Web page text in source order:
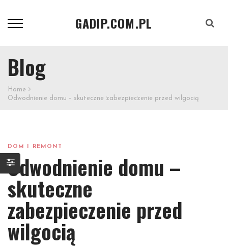
GADIP.COM.PL
Blog
Home
Odwodnienie domu – skuteczne zabezpieczenie przed wilgocią
DOM I REMONT
Odwodnienie domu –
skuteczne
zabezpieczenie przed
wilgocią